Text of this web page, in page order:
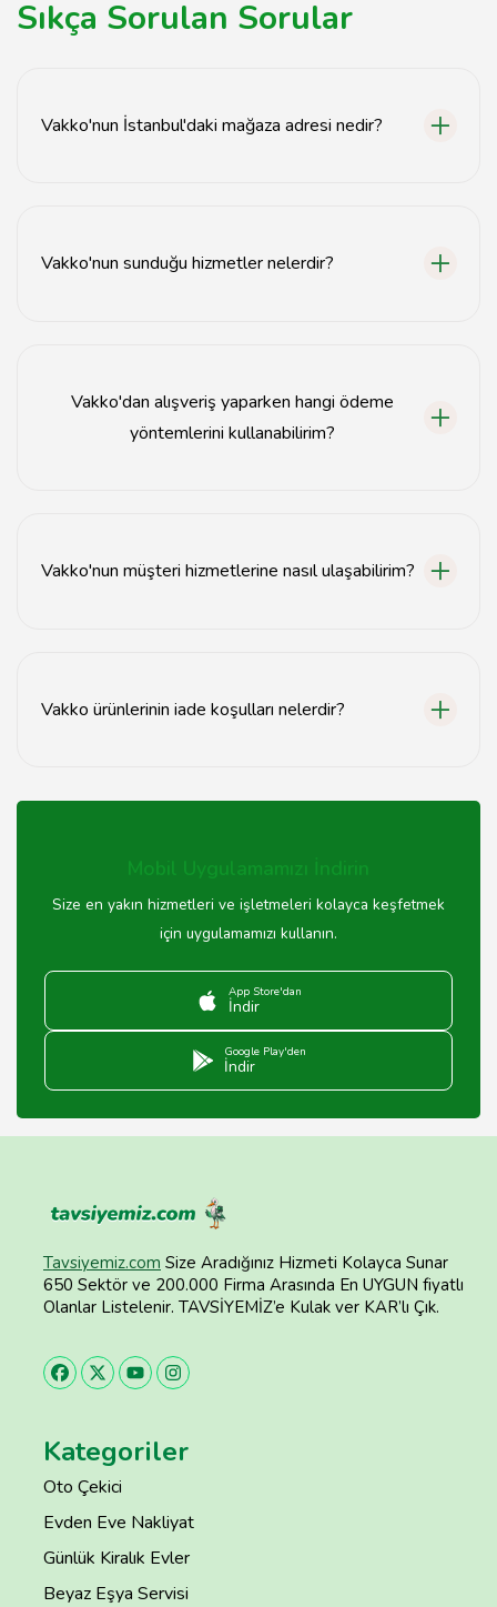
Sıkça Sorulan Sorular
Vakko'nun İstanbul'daki mağaza adresi nedir?
Vakko'nun sunduğu hizmetler nelerdir?
Vakko'dan alışveriş yaparken hangi ödeme
yöntemlerini kullanabilirim?
Vakko'nun müşteri hizmetlerine nasıl ulaşabilirim?
Vakko ürünlerinin iade koşulları nelerdir?
üzerinde olduğu sürece 14 gün içinde iade edilebilir.
Mobil Uygulamamızı İndirin
Size en yakın hizmetleri ve işletmeleri kolayca keşfetmek
için uygulamamızı kullanın.
App Store'dan
İndir
Google Play'den
İndir
Tavsiyemiz.com Size Aradığınız Hizmeti Kolayca Sunar
650 Sektör ve 200.000 Firma Arasında En UYGUN fiyatlı
Olanlar Listelenir. TAVSİYEMİZ’e Kulak ver KAR’lı Çık.
Kategoriler
Oto Çekici
Evden Eve Nakliyat
Günlük Kiralık Evler
Beyaz Eşya Servisi